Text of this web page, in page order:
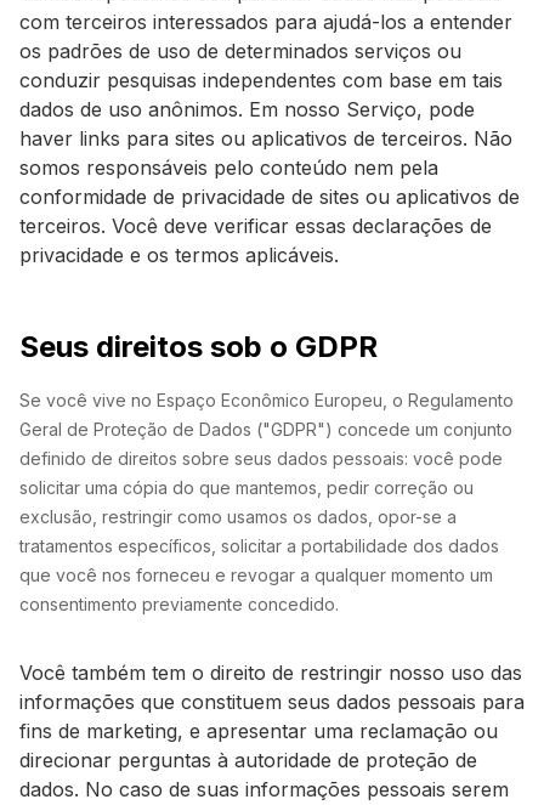
com terceiros interessados para ajudá-los a entender
os padrões de uso de determinados serviços ou
conduzir pesquisas independentes com base em tais
dados de uso anônimos. Em nosso Serviço, pode
haver links para sites ou aplicativos de terceiros. Não
somos responsáveis pelo conteúdo nem pela
conformidade de privacidade de sites ou aplicativos de
terceiros. Você deve verificar essas declarações de
privacidade e os termos aplicáveis.
Seus direitos sob o GDPR
Se você vive no Espaço Econômico Europeu, o Regulamento
Geral de Proteção de Dados ("GDPR") concede um conjunto
definido de direitos sobre seus dados pessoais: você pode
solicitar uma cópia do que mantemos, pedir correção ou
exclusão, restringir como usamos os dados, opor-se a
tratamentos específicos, solicitar a portabilidade dos dados
que você nos forneceu e revogar a qualquer momento um
consentimento previamente concedido.
Você também tem o direito de restringir nosso uso das
informações que constituem seus dados pessoais para
fins de marketing, e apresentar uma reclamação ou
direcionar perguntas à autoridade de proteção de
dados. No caso de suas informações pessoais serem